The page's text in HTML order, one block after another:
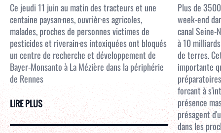
Ce jeudi 11 juin au matin des tracteurs et une
centaine paysan·nes, ouvrièr·es agricoles,
malades, proches de personnes victimes de
pesticides et riverain·es intoxiquées ont bloqués
un centre de recherche et développement de
Bayer-Monsanto à La Mézière dans la périphérie
de Rennes
LIRE PLUS
Plus de
week-end
canal Seine-
à 10
de terres.
importante
forcant à
présence
présagent
dans les